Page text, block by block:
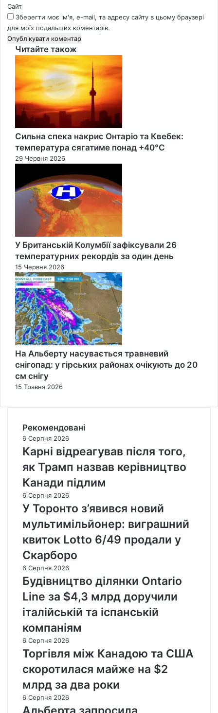
Сайт
Зберегти моє ім'я, e-mail, та адресу сайту в цьому браузері
для моїх подальших коментарів.
Читайте також
Close
Сильна спека накриє Онтаріо та Квебек:
температура сягатиме понад +40°C
29 Червня 2026
У Британській Колумбії зафіксували 26
температурних рекордів за один день
15 Червня 2026
На Альберту насувається травневий
снігопад: у гірських районах очікують до 20
см снігу
15 Травня 2026
Рекомендовані
6 Серпня 2026
Карні відреагував після того,
як Трамп назвав керівництво
Канади підлим
6 Серпня 2026
У Торонто з’явився новий
мультимільйонер: виграшний
квиток Lotto 6/49 продали у
Скарборо
6 Серпня 2026
Будівництво ділянки Ontario
Line за $4,3 млрд доручили
італійській та іспанській
компаніям
6 Серпня 2026
Торгівля між Канадою та США
скоротилася майже на $2
млрд за два роки
6 Серпня 2026